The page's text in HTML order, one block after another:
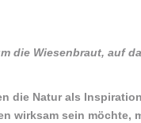
die Wiesenbraut, auf
die Natur als Inspiration
wirksam sein möchte,